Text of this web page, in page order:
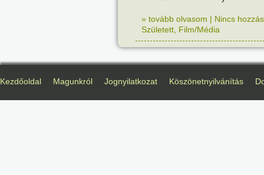
» tovább olvasom | Nincs
Született Film/Média
Kezdőoldal Magunkról Jognyilatkozat Köszönetnyilvánítás